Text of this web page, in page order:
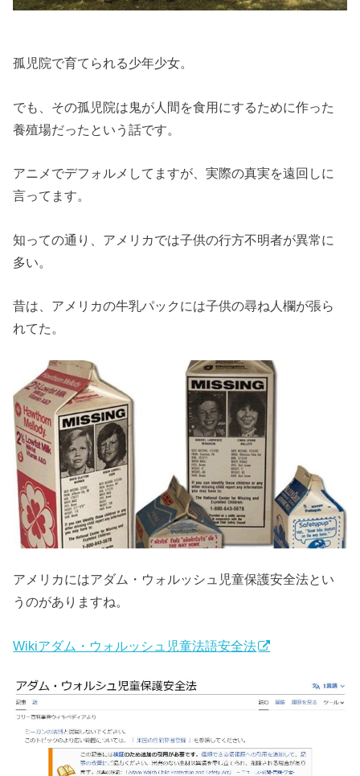
孤児院で育てられる少年少女。
でも、その孤児院は鬼が人間を食用にするために作った
養殖場だったという話です。
アニメでデフォルメしてますが、実際の真実を遠回しに
言ってます。
知っての通り、アメリカでは子供の行方不明者が異常に
多い。
昔は、アメリカの牛乳パックには子供の尋ね人欄が張ら
れてた。
アメリカにはアダム・ウォルッシュ児童保護安全法とい
うのがありますね。
Wikiアダム・ウォルッシュ児童法語安全法